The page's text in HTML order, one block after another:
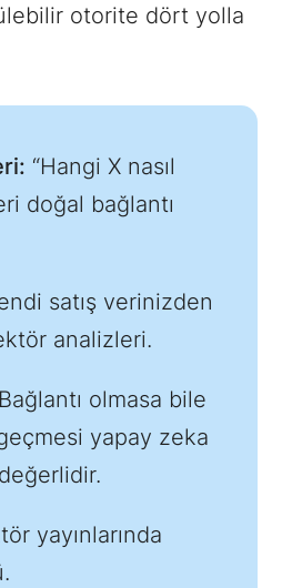
otorite dört yolla
“Hangi X nasıl
doğal bağlantı
satış verinizden
analizleri.
Bağlantı olmasa bile
yapay zeka
yayınlarında